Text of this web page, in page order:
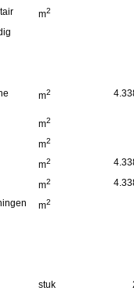
m2
m2
m2
m2
m2
m2
m2
stuk